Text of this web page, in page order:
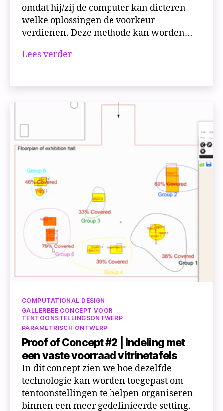
omdat hij/zij de computer kan dicteren
welke oplossingen de voorkeur
verdienen. Deze methode kan worden…
Lees verderProof
|
Maximaliseer
met
een
Categorieën
COMPUTATIONAL DESIGN
GALLERBEE CONCEPT VOOR
TENTOONSTELLINGSONTWERP
PARAMETRISCH ONTWERP
Proof of Concept #2 | Indeling met
een vaste voorraad vitrinetafels
In dit concept zien we hoe dezelfde
technologie kan worden toegepast om
tentoonstellingen te helpen organiseren
binnen een meer gedefinieerde setting.